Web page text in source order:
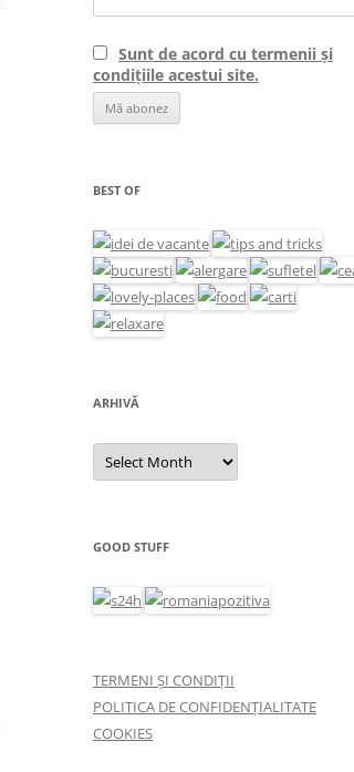
Sunt de acord cu termenii și
condițiile acestui site.
BEST OF
ARHIVĂ
Arhivă
GOOD STUFF
TERMENI ȘI CONDIȚII
POLITICA DE CONFIDENȚIALITATE
COOKIES